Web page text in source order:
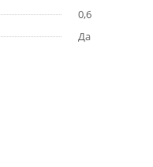
0,6
Да